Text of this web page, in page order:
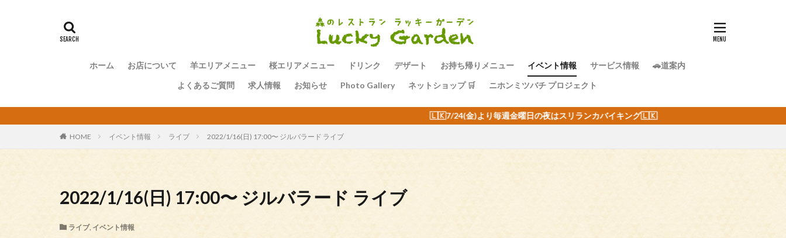
ホーム お店について 羊エリアメニュー 桜エリアメニュー ドリンク デザート お持ち帰りメニュー イベント情報 サービス情報
🚗道案内
よくあるご質問
求人情報 お知らせ Photo Gallery ネットショップ 🛒 ニホンミツバチ プロジェクト
🇱🇰7/24(金)より毎週金曜日の夜はスリランカバイキング🇱🇰
HOME イベント情報 ライブ 2022/1/16(日) 17:00〜 ジルバラード ライブ
2022/1/16(日) 17:00〜 ジルバラード ライブ
ライブ, イベント情報